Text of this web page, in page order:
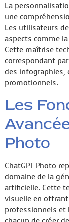
La
une
Les utilisateurs de
aspects comme
Cette maîtrise
correspondant
des infographies,
promotionnels.
Les
Photo
ChatGPT Photo
domaine de la
artificielle. Cette
visuelle en
professionnels et